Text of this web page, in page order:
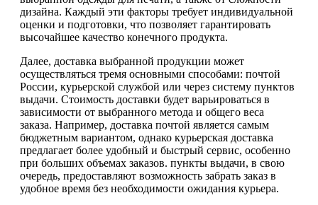
дизайна. Каждый эти факторы требует индивидуальной
оценки и подготовки, что позволяет гарантировать
высочайшее качество конечного продукта.
Далее, доставка выбранной продукции может
осуществляться тремя основными способами: почтой
России, курьерской службой или через систему пунктов
выдачи. Стоимость доставки будет варьироваться в
зависимости от выбранного метода и общего веса
заказа. Например, доставка почтой является самым
бюджетным вариантом, однако курьерская доставка
предлагает более удобный и быстрый сервис, особенно
при больших объемах заказов. пункты выдачи, в свою
очередь, предоставляют возможность забрать заказ в
удобное время без необходимости ожидания курьера.